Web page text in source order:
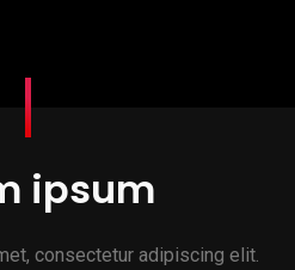
ipsum
consectetur adipiscing elit.